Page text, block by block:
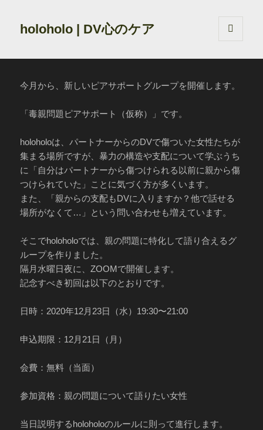
holoholo | DV心のケア
ーとウ
今月から、新しいピアサポートグループを開催します。
「毒親問題ピアサポート（仮称）」です。
holoholoは、パートナーからのDVで傷ついた女性たちが
集まる場所ですが、暴力の構造や支配について学ぶうち
に「自分はパートナーから傷つけられる以前に親から傷
つけられていた」ことに気づく方が多くいます。
また、「親からの支配もDVに入りますか？他で話せる
場所がなくて…」という問い合わせも増えています。
そこでholoholoでは、親の問題に特化して語り合えるグ
ループを作りました。
隔月水曜日夜に、ZOOMで開催します。
記念すべき初回は以下のとおりです。
日時：2020年12月23日（水）19:30〜21:00
申込期限：12月21日（月）
会費：無料（当面）
参加資格：親の問題について語りたい女性
当日説明するholoholoのルールに則って進行します。